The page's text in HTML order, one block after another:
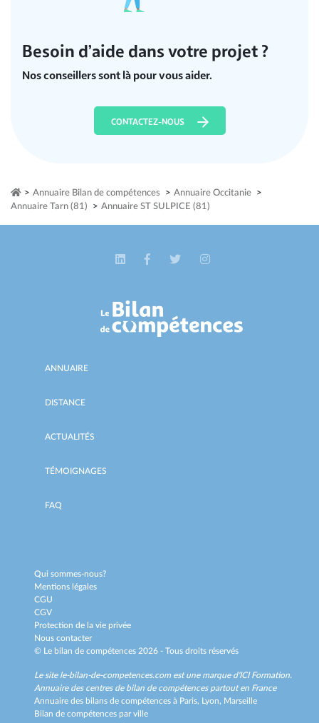
Besoin d’aide dans votre projet ?
Nos conseillers sont là pour vous aider.
CONTACTEZ-NOUS
> Annuaire Bilan de compétences > Annuaire Occitanie
>
Annuaire Tarn (81)
> Annuaire ST SULPICE (81)
ANNUAIRE
DISTANCE
ACTUALITÉS
TÉMOIGNAGES
FAQ
Qui sommes-nous?
Mentions légales
CGU
CGV
Protection de la vie privée
Nous contacter
© Le bilan de compétences 2026 - Tous droits réservés
Le site le-bilan-de-competences.com est une marque d'ICI Formation.
Annuaire des centres de bilan de compétences partout en France
Annuaire des bilans de compétences à Paris, Lyon, Marseille
Bilan de compétences par ville